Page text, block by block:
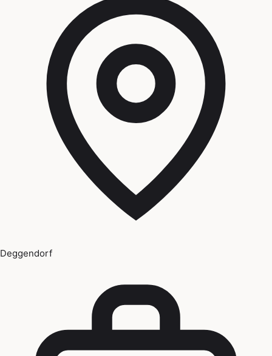
Deggendorf